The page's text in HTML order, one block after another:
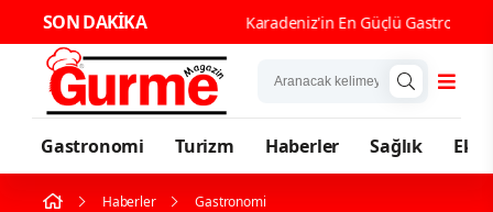
SON DAKİKA
Gastronomi Turizm Haberler Sağlık
Haberler Gastronomi